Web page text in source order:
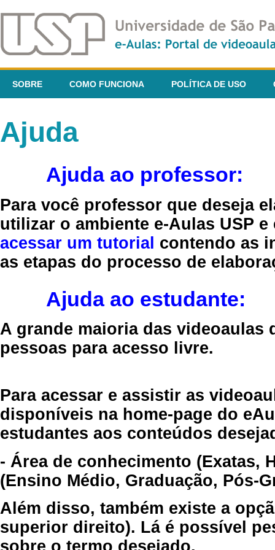
SOBRE COMO FUNCIONA POLÍTICA DE USO
Ajuda
Ajuda ao professor:
Para você professor que deseja
utilizar o ambiente e-Aulas USP
acessar um tutorial contendo as
as etapas do processo de
Ajuda ao estudante:
A grande maioria das videoaulas
pessoas para acesso livre.
Para acessar e assistir as
disponíveis na home-page do
estudantes aos conteúdos
- Área de conhecimento (Exatas,
(Ensino Médio, Graduação, Pós-
Além disso, também existe a
superior direito). Lá é possível